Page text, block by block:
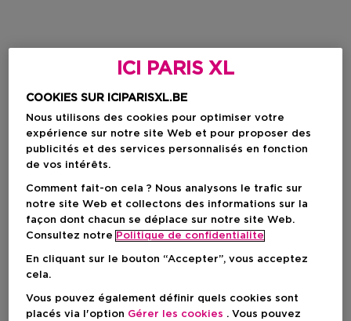
ICI PARIS XL
COOKIES SUR ICIPARISXL.BE
Nous utilisons des cookies pour optimiser votre
expérience sur notre site Web et pour proposer des
publicités et des services personnalisés en fonction
de vos intérêts.
Comment fait-on cela ? Nous analysons le trafic sur
notre site Web et collectons des informations sur la
façon dont chacun se déplace sur notre site Web.
Consultez notre Politique de confidentialite
En cliquant sur le bouton “Accepter”, vous acceptez
cela.
Vous pouvez également définir quels cookies sont
placés via l'option Gérer les cookies . Vous pouvez